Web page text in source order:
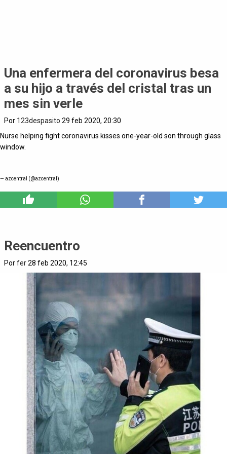
Una enfermera del coronavirus besa
a su hijo a través del cristal tras un
mes sin verle
Por 123despasito 29 feb 2020, 20:30
Nurse helping fight coronavirus kisses one-year-old son through glass
window.
— azcentral (@azcentral)
Reencuentro
Porfer28 feb 2020, 12:45